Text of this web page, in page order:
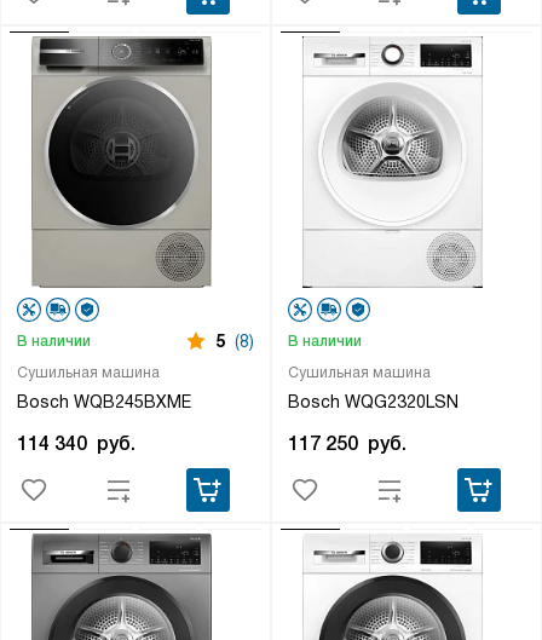
Сушильная машина
Bosch WQB245BXME
В наличии 5 (8)
114 340 руб.
Сушильная машина
Bosch WQG2320LSN
В наличии
117 250 руб.